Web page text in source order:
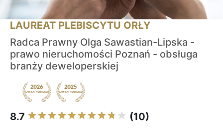
LAUREAT PLEBISCYTU ORŁY
Radca Prawny Olga Sawastian-Lipska -
prawo nieruchomości Poznań - obsługa
branży deweloperskiej
8.7 (10)